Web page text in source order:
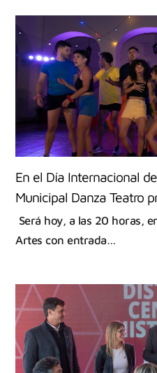
En el Día Internacional
Municipal Danza Teatro
Será hoy, a las 20 horas,
Artes con entrada…